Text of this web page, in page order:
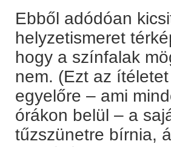
Ebből adódóan
helyzetismeret
hogy a színfalak
nem. (Ezt az
egyelőre – ami
órákon belül – a
tűzszünetre bírnia,